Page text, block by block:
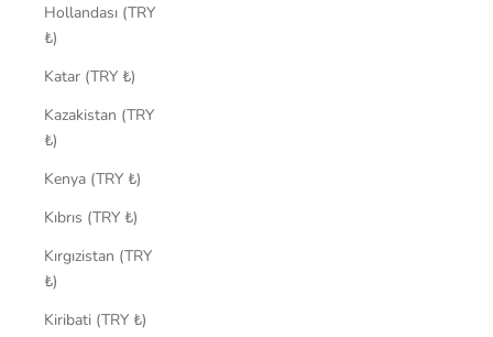
Hollandası (TRY
₺)
Katar (TRY ₺)
Kazakistan (TRY
₺)
Kenya (TRY ₺)
Kıbrıs (TRY ₺)
Kırgızistan (TRY
₺)
Kiribati (TRY ₺)